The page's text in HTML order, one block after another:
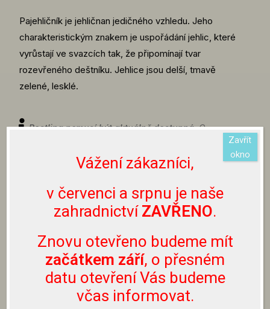
Pajehličník je jehličnan jedičného vzhledu. Jeho
charakteristickým znakem je uspořádání jehlic, které
vyrůstají ve svazcích tak, že připomínají tvar
rozevřeného deštníku. Jehlice jsou delší, tmavě
zelené, lesklé.
Rostlina nemusí být aktuálně dostupná.O
na emailu info@zahradnictvibouchalovi.cz nebo
prostřednictvím Facebooku či Instagramu.
Nevolejte prosím na naše telefonní číslo, neslouží
k těmto účelům.
zahradnictví, nezasíláme je.
ZPĚT NA JEHLIČNANY
Vážení zákazníci,
v červenci a srpnu je naše
zahradnictví ZAVŘENO.
Znovu otevřeno budeme mít
začátkem září, o přesném
datu otevření Vás budeme
včas informovat.
Zavřít
okno